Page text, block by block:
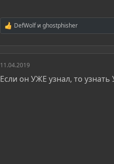
Р
е
а
к
и
:
DefWolfи ghostphisher
11.04.2019
Если он УЖЕ узнал, то